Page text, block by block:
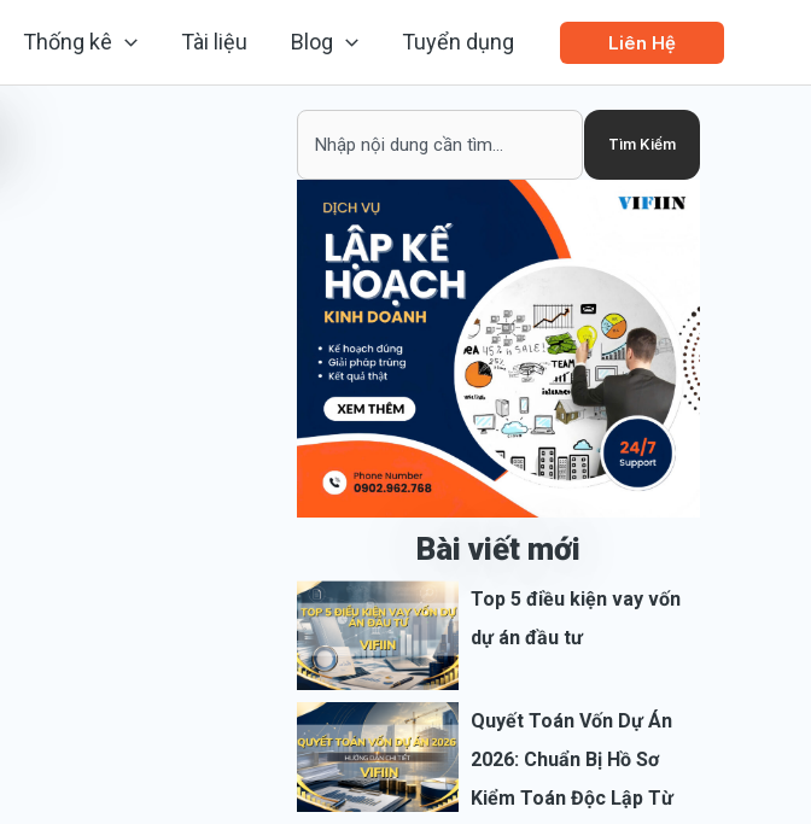
Thống kê Tài liệu Blog Tuyển dụng Liên Hệ
Tìm Kiếm
Bài viết mới
Top 5 điều kiện vay vốn
dự án đầu tư
Quyết Toán Vốn Dự Án
2026: Chuẩn Bị Hồ Sơ
Kiểm Toán Độc Lập Từ